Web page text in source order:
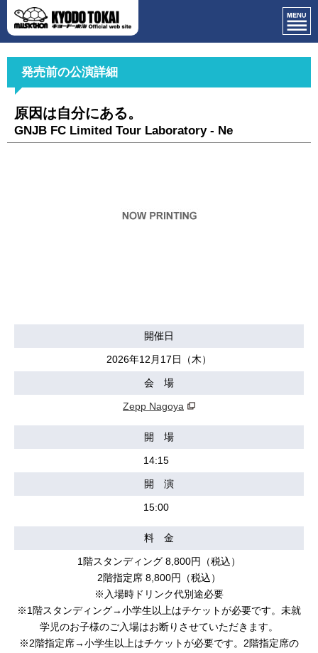
発売前の公演詳細
原因は自分にある。
GNJB FC Limited Tour Laboratory - Ne
開催日
2026年12月17日（木）
会 場
Zepp Nagoya
開 場
14:15
開 演
15:00
料 金
1階スタンディング 8,800円（税込）
2階指定席 8,800円（税込）
※入場時ドリンク代別途必要
※1階スタンディング→小学生以上はチケットが必要です。未就
学児のお子様のご入場はお断りさせていただきます。
※2階指定席→小学生以上はチケットが必要です。2階指定席の